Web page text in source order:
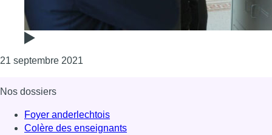
21 septembre 2021
Nos dossiers
Foyer anderlechtois
Colère des enseignants